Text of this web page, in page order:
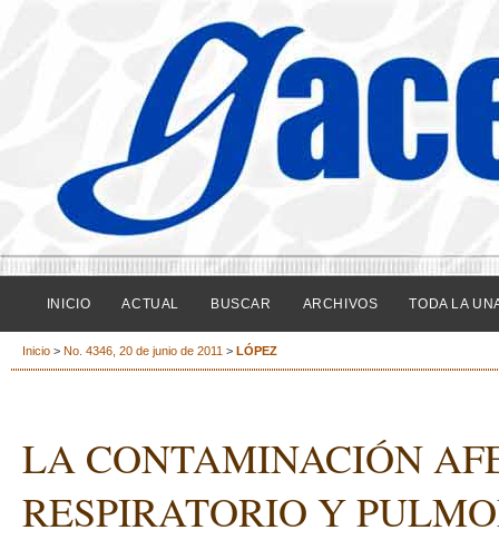
INICIO ACTUAL BUSCAR ARCHIVOS TODA LA
Inicio > No. 4346, 20 de junio de 2011 > LÓPEZ
LA CONTAMINACIÓN
RESPIRATORIO Y